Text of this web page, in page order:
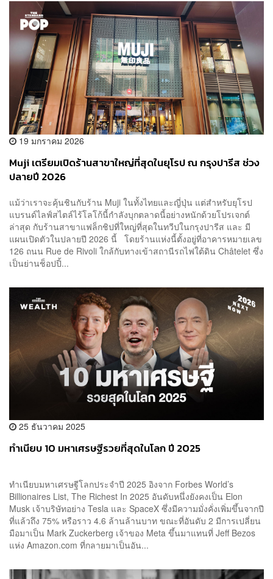
19 มกราคม 2026
Muji เตรียมเปิดร้านสาขาใหญ่ที่สุดในยุโรป ณ กรุงปารีส ช่วง
ปลายปี 2026
แม้ว่าเราจะคุ้นชินกับร้าน Muji ในทั้งไทยและญี่ปุ่น แต่สำหรับยุโรป
แบรนด์ไลฟ์สไตล์ไร้โลโก้นี้กำลังบุกตลาดนี้อย่างหนักด้วยโปรเจกต์
ล่าสุด กับร้านสาขาแฟล็กชิปที่ใหญ่ที่สุดในทวีปในกรุงปารีส และ มี
แผนเปิดตัวในปลายปี 2026 นี้ โดยร้านแห่งนี้ตั้งอยู่ที่อาคารหมายเลข
126 ถนน Rue de Rivoli ใกล้กับทางเข้าสถานีรถไฟใต้ดิน Châtelet ซึ่ง
เป็นย่านช็อปปิ้...
25 ธันวาคม 2025
ทำเนียบ 10 มหาเศรษฐีรวยที่สุดในโลก ปี 2025
ทำเนียบมหาเศรษฐีโลกประจำปี 2025 อิงจาก Forbes World’s
Billionaires List, The Richest In 2025 อันดับหนึ่งยังคงเป็น Elon
Musk เจ้าบริษัทอย่าง Tesla และ SpaceX ซึ่งมีความมั่งคั่งเพิ่มขึ้นจากปี
ที่แล้วถึง 75% หรือราว 4.6 ล้านล้านบาท ขณะที่อันดับ 2 มีการเปลี่ยน
มือมาเป็น Mark Zuckerberg เจ้าของ Meta ขึ้นมาแทนที่ Jeff Bezos
แห่ง Amazon.com ที่กลายมาเป็นอัน...